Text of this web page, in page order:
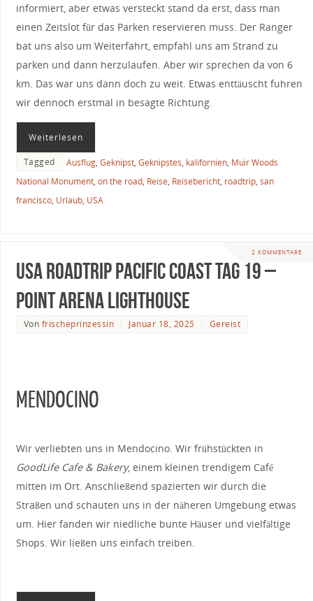
informiert, aber etwas versteckt stand da erst, dass man
einen Zeitslot für das Parken reservieren muss. Der Ranger
bat uns also um Weiterfahrt, empfahl uns am Strand zu
parken und dann herzulaufen. Aber wir sprechen da von 6
km. Das war uns dann doch zu weit. Etwas enttäuscht fuhren
wir dennoch erstmal in besagte Richtung.
Weiterlesen
Tagged Ausflug, Geknipst, Geknipstes, kalifornien, Muir Woods
National Monument, on the road, Reise, Reisebericht, roadtrip, san
francisco, Urlaub, USA
2 KOMMENTARE
USA Roadtrip Pacific Coast Tag 19 –
Point Arena Lighthouse
Von frischeprinzessin Januar 18, 2025 Gereist
MENDOCINO
Wir verliebten uns in Mendocino. Wir frühstückten in
GoodLife Cafe & Bakery, einem kleinen trendigem Café
mitten im Ort. Anschließend spazierten wir durch die
Straßen und schauten uns in der näheren Umgebung etwas
um. Hier fanden wir niedliche bunte Häuser und vielfältige
Shops. Wir ließen uns einfach treiben.